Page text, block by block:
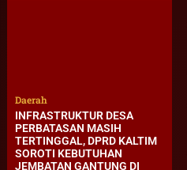
Daerah
INFRASTRUKTUR DESA
PERBATASAN MASIH
TERTINGGAL, DPRD KALTIM
SOROTI KEBUTUHAN
JEMBATAN GANTUNG DI